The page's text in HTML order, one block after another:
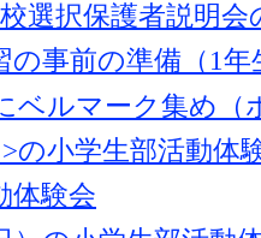
選択保護者説明
の事前の準備（1年
ベルマーク集め（
の小学生部活動体
体験会